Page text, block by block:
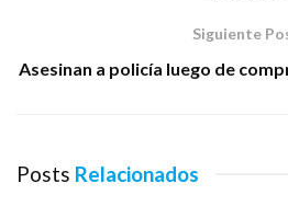
Siguiente
Asesinan a policía luego de
Posts Relacionados